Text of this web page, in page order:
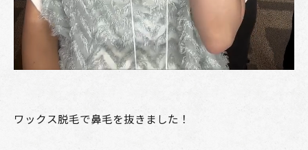
ワックス脱毛で鼻毛を抜きました！